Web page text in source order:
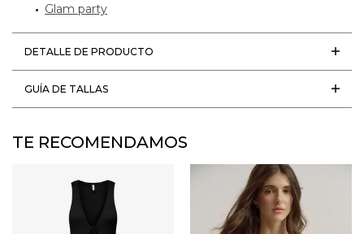
Glam party
DETALLE DE PRODUCTO
GUÍA DE TALLAS
TE RECOMENDAMOS